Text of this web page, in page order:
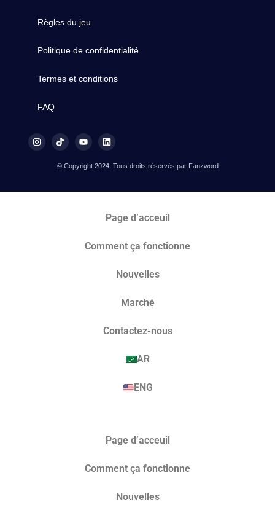
Règles du jeu
Politique de confidentialité
Termes et conditions
FAQ
© Copyright 2024, Tous droits réservés par Fanzword
Page d’acceuil
Comment ça fonctionne
Nouvelles
Marché​
Contactez-nous
AR
ENG
Page d’acceuil
Comment ça fonctionne
Nouvelles